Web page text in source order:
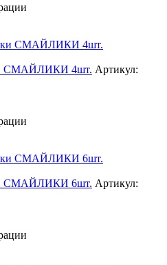
СМАЙЛИКИ 4шт. Артикул:
СМАЙЛИКИ 6шт. Артикул: